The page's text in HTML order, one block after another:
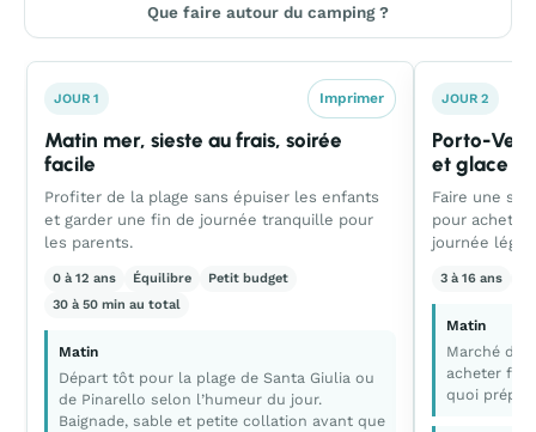
Que faire autour du camping ?
JOUR 1 Imprimer
Matin mer, sieste au frais, soirée
facile
Profiter de la plage sans épuiser les enfants
et garder une fin de journée tranquille pour
les parents.
0 à 12 ans Équilibre
Petit budget
30 à 50 min au total
Matin
Départ tôt pour la plage de Santa Giulia ou
de Pinarello selon l’humeur du jour.
Baignade, sable et petite collation avant que
JOUR 2
Porto-
et glace
Faire une
pour
journée
3 à 16 ans
Matin
Marché de
acheter
quoi